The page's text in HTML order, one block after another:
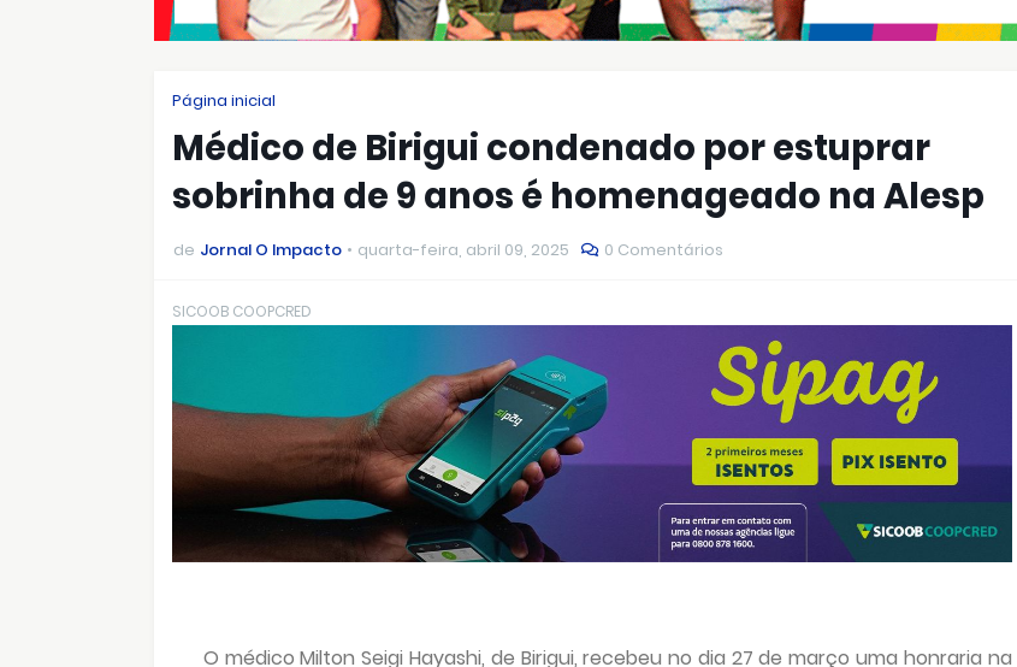
Página inicial
Médico de Birigui condenado por estuprar
sobrinha de 9 anos é homenageado na Alesp
de Jornal O Impacto quarta-feira, abril 09, 2025 0 Comentários
SICOOB COOPCRED
O médico Milton Seigi Hayashi, de Birigui, recebeu no dia 27 de março uma honraria na